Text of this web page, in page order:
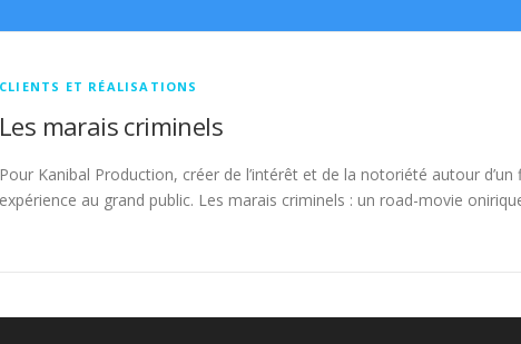
CLIENTS ET RÉALISATIONS
Les marais criminels
Pour Kanibal Production, créer de l’intérêt et de la notoriété autour
expérience au grand public. Les marais criminels : un road-movie